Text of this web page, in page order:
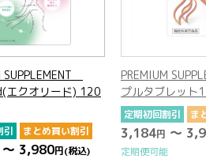
SUPPLEMENT
エクオリード) 120
引 まとめ買い割引
～ 3,980円(税込)
PREMIUM
プルタブレット
定期初回割引 ま
3,184円 ～
定期便可能